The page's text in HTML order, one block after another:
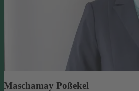
Maschamay Poßekel